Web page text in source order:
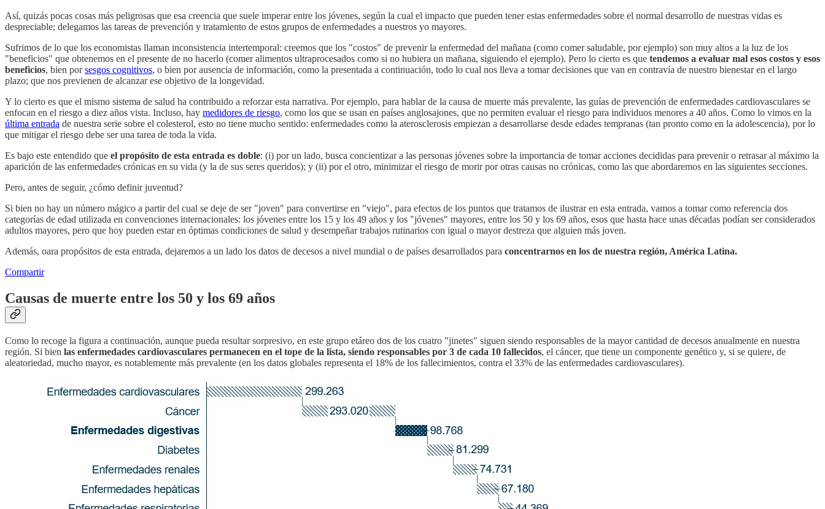
Así, quizás pocas cosas más peligrosas que esa creencia que suele imperar entre los jóvenes, según la cual el impacto que pueden tener estas enfermedades sobre el normal desarrollo de nuestras vidas es
despreciable; delegamos las tareas de prevención y tratamiento de estos grupos de enfermedades a nuestros yo mayores.
Sufrimos de lo que los economistas llaman inconsistencia intertemporal: creemos que los "costos" de prevenir la enfermedad del mañana (como comer saludable, por ejemplo) son muy altos a la luz de los
"beneficios" que obtenemos en el presente de no hacerlo (comer alimentos ultraprocesados como si no hubiera un mañana, siguiendo el ejemplo). Pero lo cierto es que tendemos a evaluar mal esos costos y esos
beneficios, bien porsesgos cognitivos, o bien por ausencia de información, como la presentada a continuación, todo lo cual nos lleva a tomar decisiones que van en contravía de nuestro bienestar en el largo
plazo; que nos previenen de alcanzar ese objetivo de la longevidad.
Y lo cierto es que el mismo sistema de salud ha contribuido a reforzar esta narrativa. Por ejemplo, para hablar de la causa de muerte más prevalente, las guías de prevención de enfermedades cardiovasculares se
enfocan en el riesgo a diez años vista. Incluso, hay medidores de riesgo, como los que se usan en países anglosajones, que no permiten evaluar el riesgo para individuos menores a 40 años. Como lo vimos en la
última entrada de nuestra serie sobre el colesterol, esto no tiene mucho sentido: enfermedades como la aterosclerosis empiezan a desarrollarse desde edades tempranas (tan pronto como en la adolescencia), por lo
que mitigar el riesgo debe ser una tarea de toda la vida.
Es bajo este entendido que el propósito de esta entrada es doble: (i) por un lado, busca concientizar a las personas jóvenes sobre la importancia de tomar acciones decididas para prevenir o retrasar al máximo la
aparición de las enfermedades crónicas en su vida (y la de sus seres queridos); y (ii) por el otro, minimizar el riesgo de morir por otras causas no crónicas, como las que abordaremos en las siguientes secciones.
Pero, antes de seguir, ¿cómo definir juventud?
Si bien no hay un número mágico a partir del cual se deje de ser "joven" para convertirse en "viejo", para efectos de los puntos que tratamos de ilustrar en esta entrada, vamos a tomar como referencia dos
categorías de edad utilizada en convenciones internacionales: los jóvenes entre los 15 y los 49 años y los "jóvenes" mayores, entre los 50 y los 69 años, esos que hasta hace unas décadas podían ser considerados
adultos mayores, pero que hoy pueden estar en óptimas condiciones de salud y desempeñar trabajos rutinarios con igual o mayor destreza que alguien más joven.
Además, oara propósitos de esta entrada, dejaremos a un lado los datos de decesos a nivel mundial o de países desarrollados para concentrarnos en los de nuestra región, América Latina.
Compartir
Causas de muerte entre los 50 y los 69 años
Como lo recoge la figura a continuación, aunque pueda resultar sorpresivo, en este grupo etáreo dos de los cuatro "jinetes" siguen siendo responsables de la mayor cantidad de decesos anualmente en nuestra
región. Si bien las enfermedades cardiovasculares permanecen en el tope de la lista, siendo responsables por 3 de cada 10 fallecidos, el cáncer, que tiene un componente genético y, si se quiere, de
aleatoriedad, mucho mayor, es notablemente más prevalente (en los datos globales representa el 18% de los fallecimientos, contra el 33% de las enfermedades cardiovasculares).